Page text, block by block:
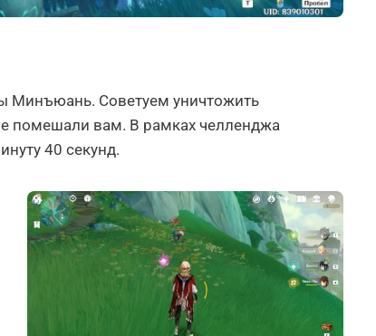
Минъюань. Советуем уничтожить
помешали вам. В рамках челленджа
40 секунд.